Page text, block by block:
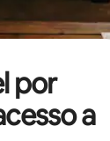
por
a